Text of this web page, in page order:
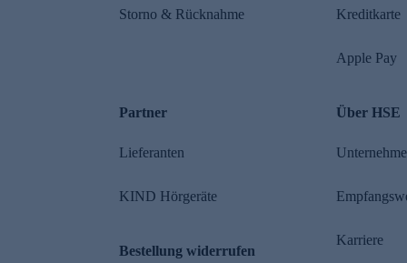
Storno & Rücknahme Kreditkarte
Apple Pay
Partner
Lieferanten
KIND Hörgeräte
Bestellung widerrufen
Über HSE
Karriere